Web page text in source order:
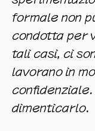
formale non
condotta per
tali casi, ci
lavorano in
confidenziale.
dimenticarlo.